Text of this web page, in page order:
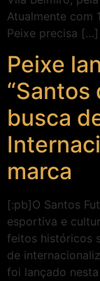
Atualmente com
Peixe precisa […]
Peixe
“Santos
busca
marca
[:pb]O Santos
esportiva e
feitos históricos
de
foi lançado